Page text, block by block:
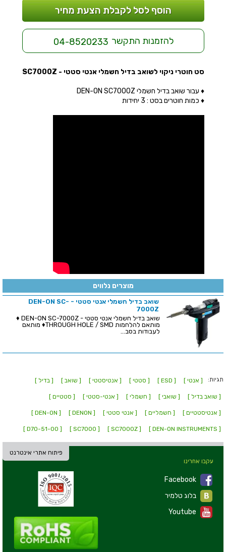
הוסף לסל לקבלת הצעת מחיר
להזמנות התקשר 04-8520233
סט חוטרי ניקוי לשואב בדיל חשמלי אנטי סטטי - SC7000Z
♦ עבור שואב בדיל חשמלי DEN-ON SC7000Z
♦ כמות חוטרים בסט : 3 יחידות
מוצרים נלווים
שואב בדיל חשמלי אנטי סטטי - DEN-ON SC-
7000Z
שואב בדיל חשמלי אנטי סטטי - DEN-ON SC-7000Z ♦
מותאם להלחמות THROUGH HOLE / SMD♦ מותאם
לעבודות בסב...
תגיות: [ אנטי ] [ ESD ] [ סטטי ] [ אנטיסטטי ] [ שואב ] [ בדיל ]
[ שואב בדיל ] [ שואבי ] [ חשמלי ] [ אנטי-סטטי ] [ סטטיים ]
[ אנטיסטטיים ] [ חשמליים ] [ אנטי סטטי ] [ DENON ]
[ DEN-ON ]
[ DEN-ON INSTRUMENTS ]
[ SC7000Z ]
[ SC7000 ]
[ D70-51-00 ]
פיתוח אתרי אינטרנט
עקבו אחרינו
Facebook
Youtube